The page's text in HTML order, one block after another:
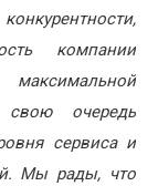
компании
свою очередь
сервиса и
Мы рады, что